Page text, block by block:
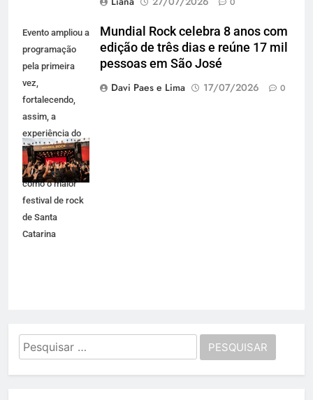
Evento ampliou a
programação
pela primeira
vez,
fortalecendo,
assim, a
experiência do
público e se
consolidando
como o maior
festival de rock
de Santa
Catarina
Mundial Rock celebra 8 anos com
edição de três dias e reúne 17 mil
pessoas em São José
Davi Paes e Lima
17/07/2026 0
Pesquisar
por: